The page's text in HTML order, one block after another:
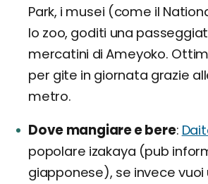
Park, i musei (come il
lo zoo, goditi una
mercatini di Ameyoko.
per gite in giornata grazie
metro.
Dove mangiare e bere
popolare izakaya (pub
giapponese), se invece vuoi